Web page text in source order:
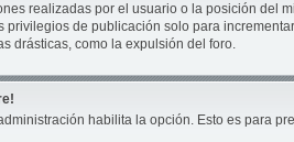
realizadas por el usuario o la posición del
de publicación solo para
drásticas, como la expulsión del foro.
habilita la opción. Esto es para